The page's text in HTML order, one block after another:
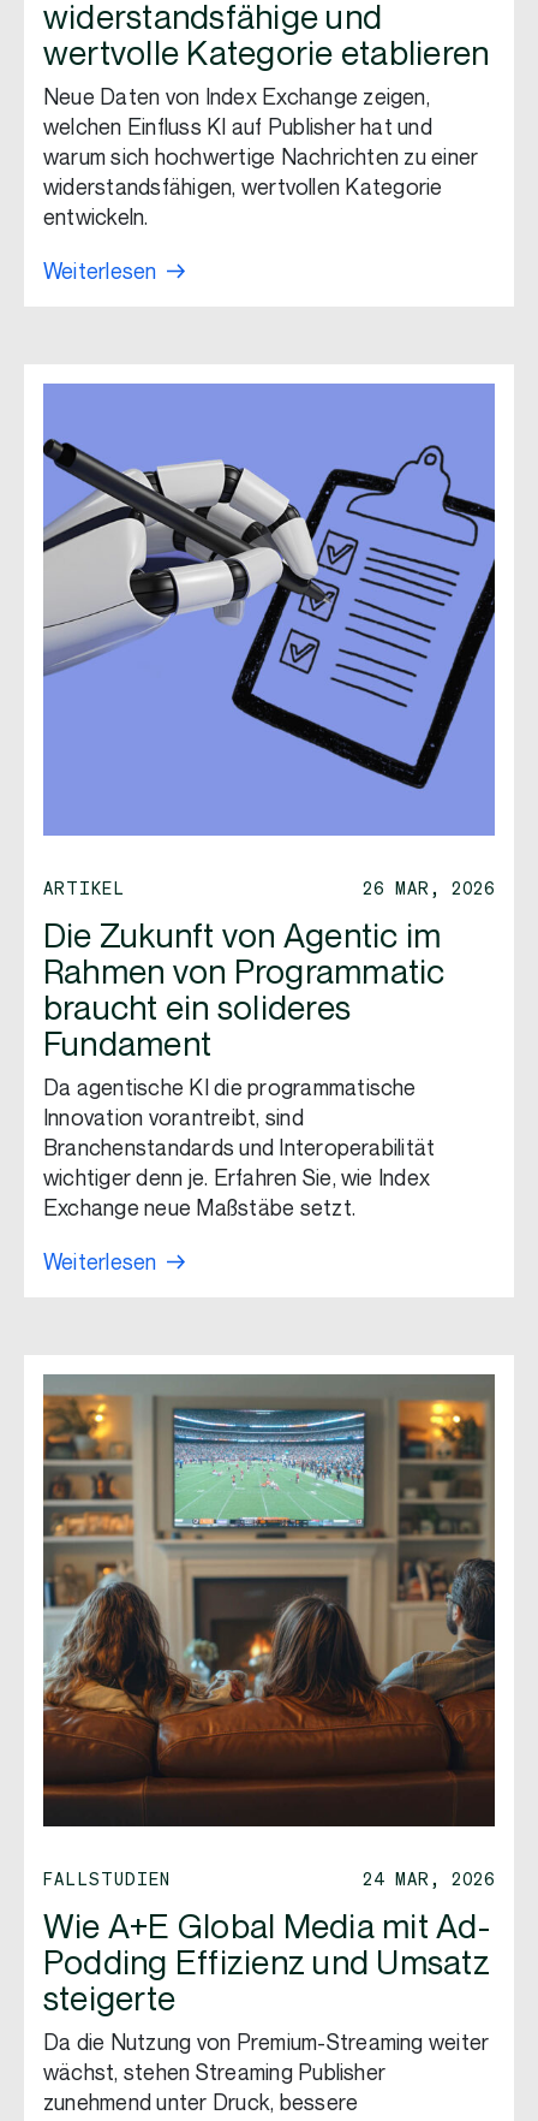
widerstandsfähige und
wertvolle Kategorie etablieren
Neue Daten von Index Exchange zeigen,
welchen Einfluss KI auf Publisher hat und
warum sich hochwertige Nachrichten zu einer
widerstandsfähigen, wertvollen Kategorie
entwickeln.
Weiterlesen
ARTIKEL 26 MAR, 2026
Die Zukunft von Agentic im
Rahmen von Programmatic
braucht ein solideres
Fundament
Da agentische KI die programmatische
Innovation vorantreibt, sind
Branchenstandards und Interoperabilität
wichtiger denn je. Erfahren Sie, wie Index
Exchange neue Maßstäbe setzt.
Weiterlesen
FALLSTUDIEN 24 MAR, 2026
Wie A+E Global Media mit Ad-
Podding Effizienz und Umsatz
steigerte
Da die Nutzung von Premium-Streaming weiter
wächst, stehen Streaming Publisher
zunehmend unter Druck, bessere